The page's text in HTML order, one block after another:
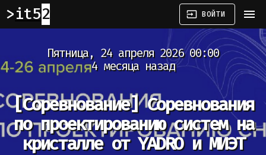
it52 input ВОЙТИ menu
Пятница, 24 апреля 2026 00:00
4 месяца назад
[Соревнование] Соревнования
по проектированию систем на
кристалле от YADRO и МИЭТ